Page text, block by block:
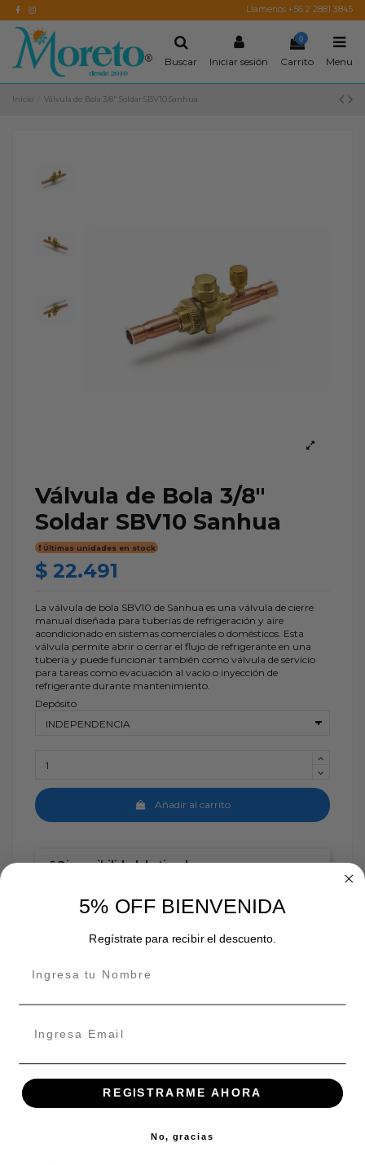
Llamenos +56 2 2881 3845
Buscar Iniciar sesión
0
Carrito Menu
Inicio Válvula de Bola 3/8" Soldar SBV10 Sanhua
Válvula de Bola 3/8"
Soldar SBV10 Sanhua
Últimas unidades en stock
$ 22.491
La válvula de bola SBV10 de Sanhua es una válvula de cierre
manual diseñada para tuberías de refrigeración y aire
acondicionado en sistemas comerciales o domésticos. Esta
válvula permite abrir o cerrar el flujo de refrigerante en una
tubería y puede funcionar también como válvula de servicio
para tareas como evacuación al vacío o inyección de
refrigerante durante mantenimiento.
Depósito
Añadir al carrito
Disponibilidad de tienda
INDEPENDENCIA
En stock:
ÑUÑOA
Descripción
Serie / Modelo: SBV – SBV10 (también puede aparecer como
5% OFF BIENVENIDA
Regístrate para recibir el descuento.
REGISTRARME AHORA
No, gracias